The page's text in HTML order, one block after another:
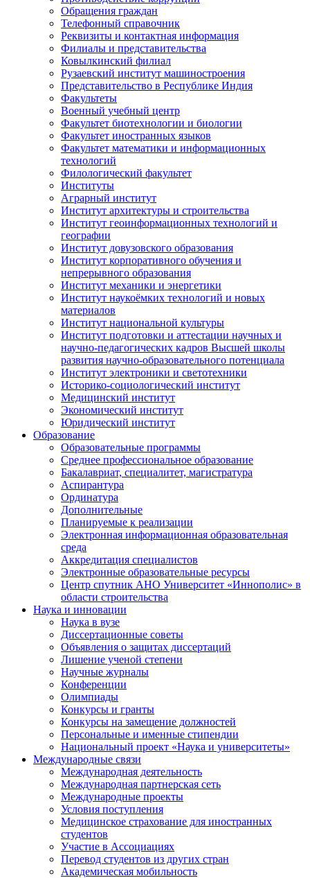
Обращения граждан
Телефонный справочник
Реквизиты и контактная информация
Филиалы и представительства
Ковылкинский филиал
Рузаевский институт машиностроения
Представительство в Республике Индия
Факультеты
Военный учебный центр
Факультет биотехнологии и биологии
Факультет иностранных языков
Факультет математики и информационных
технологий
Филологический факультет
Институты
Аграрный институт
Институт архитектуры и строительства
Институт геоинформационных технологий и
географии
Институт довузовского образования
Институт корпоративного обучения и
непрерывного образования
Институт механики и энергетики
Институт наукоёмких технологий и новых
материалов
Институт национальной культуры
Институт подготовки и аттестации научных и
научно-педагогических кадров Высшей школы
развития научно-образовательного потенциала
Институт электроники и светотехники
Историко-социологический институт
Медицинский институт
Экономический институт
Юридический институт
Образование
Образовательные программы
Среднее профессиональное образование
Бакалавриат, специалитет, магистратура
Аспирантура
Ординатура
Дополнительные
Планируемые к реализации
Электронная информационная образовательная
среда
Аккредитация специалистов
Электронные образовательные ресурсы
Центр спутник АНО Университет «Иннополис» в
области строительства
Наука и инновации
Наука в вузе
Диссертационные советы
Объявления о защитах диссертаций
Лишение ученой степени
Научные журналы
Конференции
Олимпиады
Конкурсы и гранты
Конкурсы на замещение должностей
Персональные и именные стипендии
Национальный проект «Наука и университеты»
Международные связи
Международная деятельность
Международная партнерская сеть
Международные проекты
Условия поступления
Медицинское страхование для иностранных
студентов
Участие в Ассоциациях
Перевод студентов из других стран
Академическая мобильность